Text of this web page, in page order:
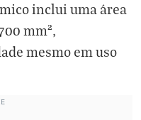
inclui uma área
mm²,
mesmo em uso